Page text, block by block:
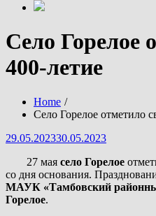
Село Горелое
400-летие
Home
Село Горелое отметило
Posted
29.05.202330.05.2023
27 мая село Горелое
со дня основания.
МАУК «Тамбовский
Горелое.